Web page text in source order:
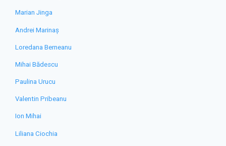
Marian Jinga
Andrei Marinaș
Loredana Berneanu
Mihai Bădescu
Paulina Urucu
Valentin Pribeanu
Ion Mihai
Liliana Ciochia